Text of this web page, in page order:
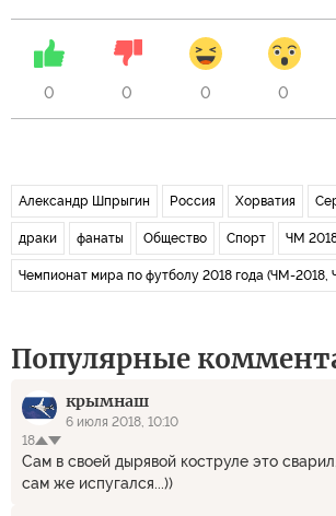
0 0 0 0
Александр Шпрыгин Россия Хорватия
драки фанаты Общество Спорт ЧМ
Чемпионат мира по футболу 2018 года (ЧМ-2018,
Популярные
крымнаш
6 июля 2018, 10:10
18
Сам в своей дырявой коструле это
сам же испугался...))